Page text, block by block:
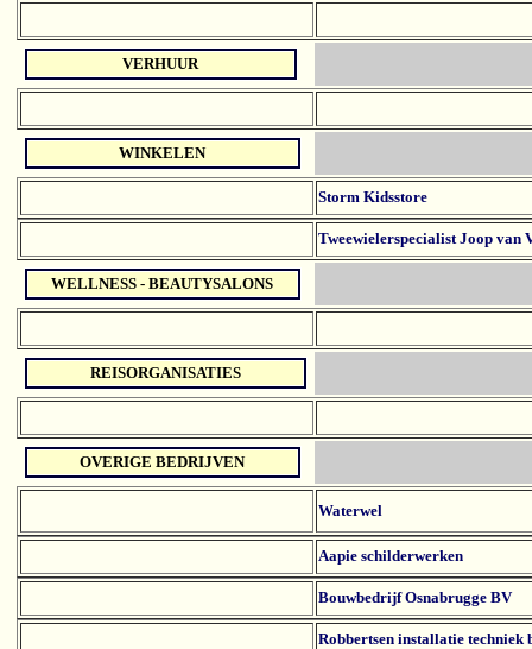
VERHUUR
WINKELEN
Storm Kidsstore
Tweewielerspecialist Joop van
WELLNESS - BEAUTYSALONS
REISORGANISATIES
OVERIGE BEDRIJVEN
Waterwel
Aapie schilderwerken
Bouwbedrijf Osnabrugge BV
Robbertsen installatie techniek